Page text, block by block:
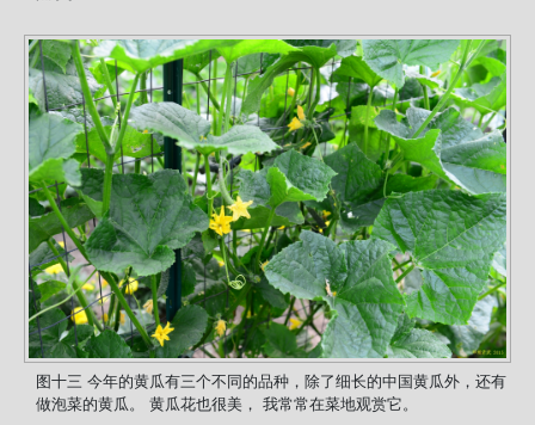
图十三 今年的黄瓜有三个不同的品种，除了细长的中国黄瓜外，还有
做泡菜的黄瓜。 黄瓜花也很美， 我常常在菜地观赏它。